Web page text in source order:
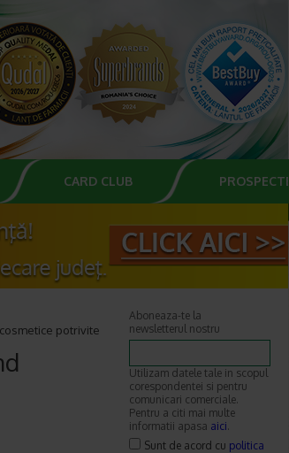
CARD CLUB PROSPECTE
potrivite
Aboneaza-te la
newsletterul nostru
Utilizam datele tale in scopul
corespondentei si pentru
comunicari comerciale.
Pentru a citi mai multe
informatii apasa aici.
Sunt de acord cu politica